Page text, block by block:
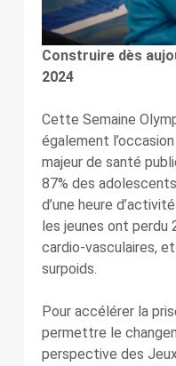
Construire dès
2024
Cette Semaine
également
majeur de santé
87% des
d’une heure
les jeunes ont perdu
cardio-vasculaires,
surpoids.
Pour accélérer la
permettre le
perspective des